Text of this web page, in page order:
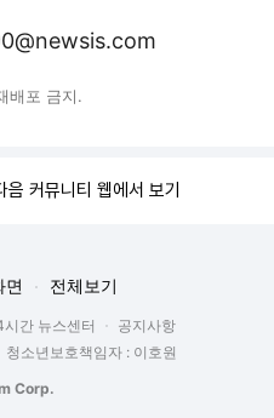
배포 금지.
커뮤니티 웹에서 보기
면 전체보기
시간 뉴스센터
공지사항
청소년보호책임자 : 이호원
Corp.